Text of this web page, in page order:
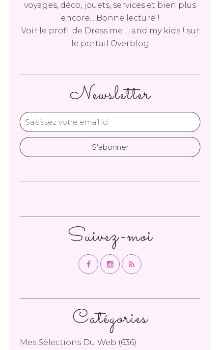
Newsletter
Catégories
Mes Sélections Du Web (636)
voyages, déco, jouets, services et bien plus
encore... Bonne lecture !
Voir le profil de Dress me ... and my kids ! sur
le portail Overblog
Suivez-moi